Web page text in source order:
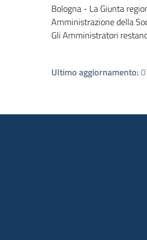
Contenuto
Bologna - La Giunta
Amministrazione della
Gli Amministratori
Ultimo aggiornamento: